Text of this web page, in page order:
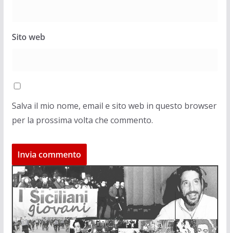
Sito web
Salva il mio nome, email e sito web in questo browser
per la prossima volta che commento.